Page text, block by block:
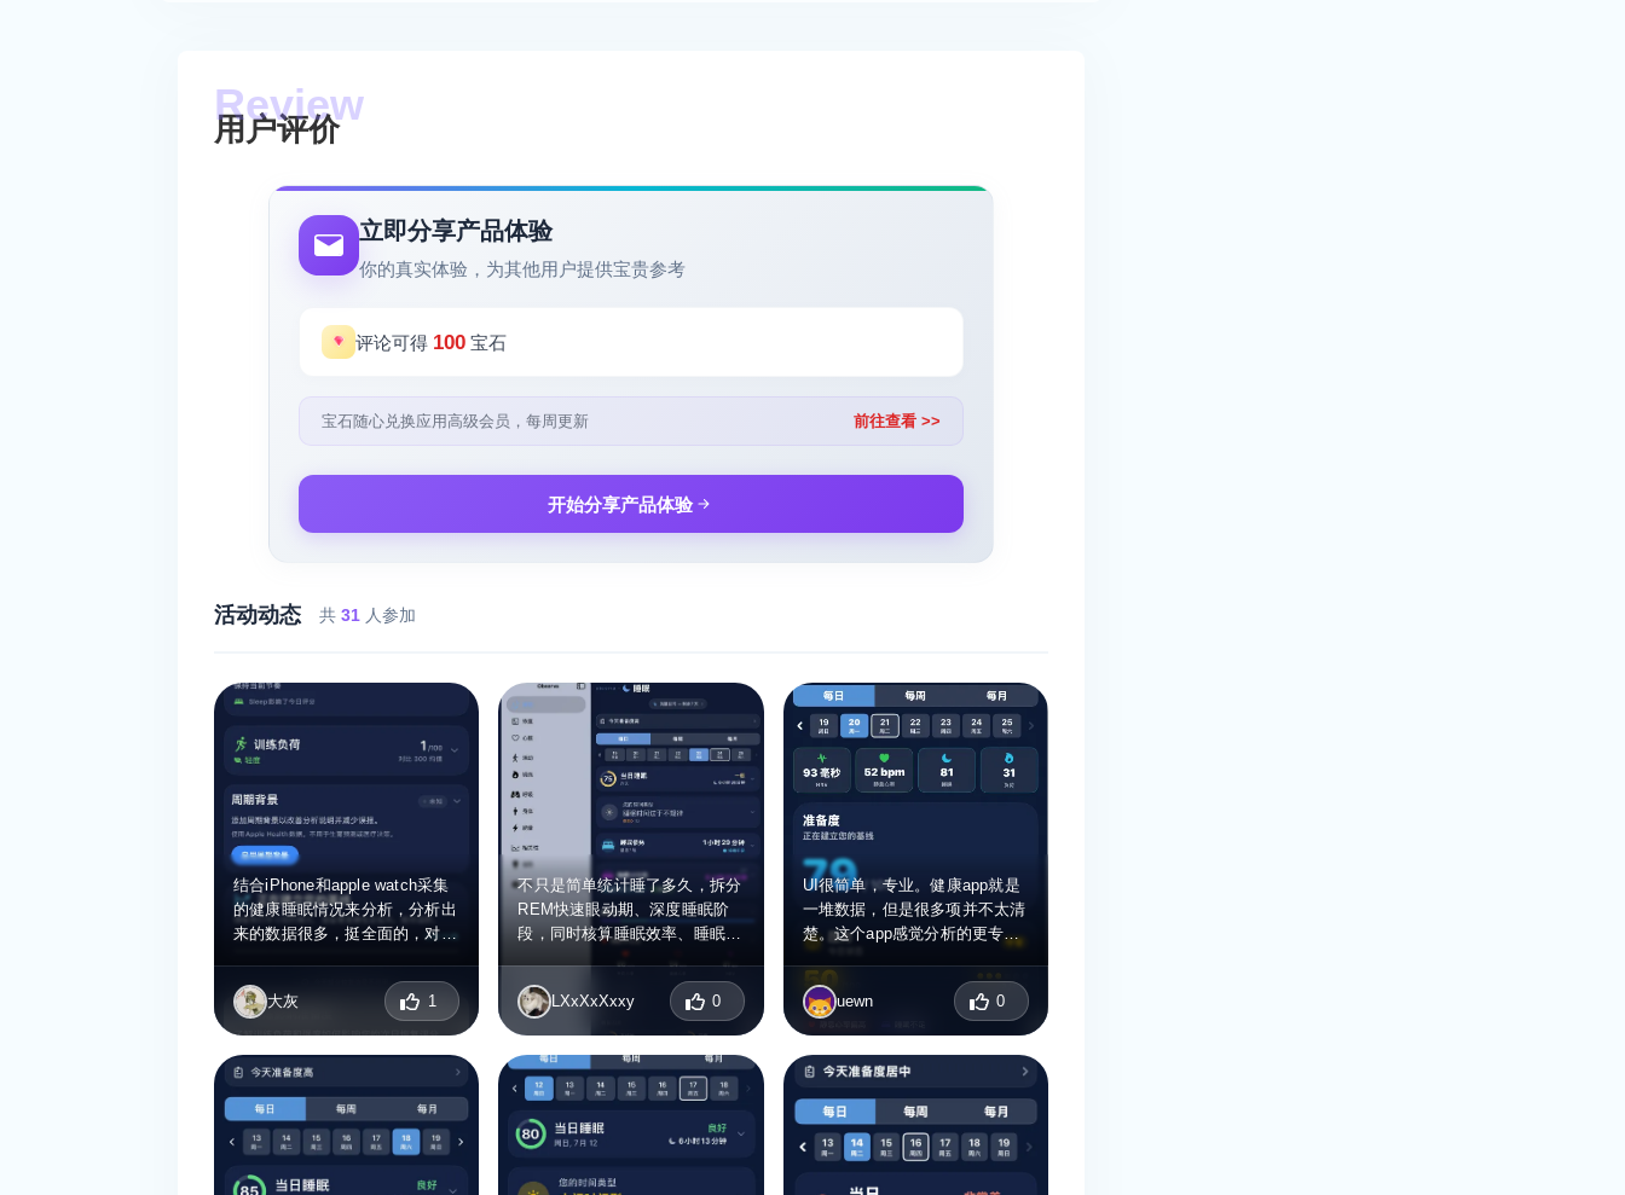
用户评价
立即分享产品体验
你的真实体验，为其他用户提供宝贵参考
评论可得 100 宝石
宝石随心兑换应用高级会员，每周更新 前往查看 >>
开始分享产品体验
活动动态 共 31 人参加
结合iPhone和apple watch采集
的健康睡眠情况来分析，分析出
来的数据很多，挺全面的，对于
用。
大灰
1
不只是简单统计睡了多久，拆分
REM快速眼动期、深度睡眠阶
段，同时核算睡眠效率、睡眠
债、作息规律性、分段时长；可
以查看数周的长期睡眠波动，既
能判断当晚休息的恢复效果，也
能复盘长期作息对身体的影响。
LXxXxXxxy 0
UI很简单，专业。健康app就是
一堆数据，但是很多项并不太清
楚。这个app感觉分析的更专业
uewn 0